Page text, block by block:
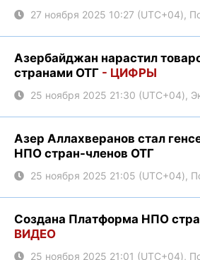
27 ноября 2025 10:27 (UTC+04),
Азербайджан нарастил
странами ОТГ - ЦИФРЫ
25 ноября 2025 21:30 (UTC+04),
Азер Аллахверанов стал
НПО стран-членов ОТГ
25 ноября 2025 21:05 (UTC+04),
Создана Платформа НПО
ВИДЕО
25 ноября 2025 21:01 (UTC+04),